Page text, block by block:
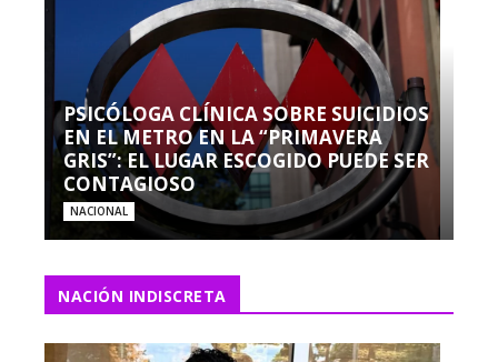
PSICÓLOGA CLÍNICA SOBRE SUICIDIOS
EN EL METRO EN LA “PRIMAVERA
GRIS”: EL LUGAR ESCOGIDO PUEDE SER
CONTAGIOSO
NACIONAL
NACIÓN INDISCRETA